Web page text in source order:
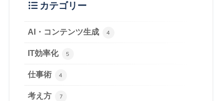
カテゴリー
AI・コンテンツ生成 4
IT効率化 5
仕事術 4
考え方 7